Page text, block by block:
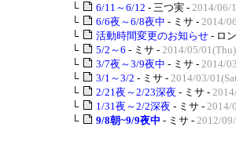
└
6/11～6/12 - 三つ実 - 2014/06/
└
6/6夜～6/8夜中 - ミサ - 2014/
└
活動時間変更のお知らせ - ロ
└
5/2～6 - ミサ - 2014/05/
└
3/7夜～3/9夜中 - ミサ - 2014/
└
3/1～3/2 - ミサ - 2014/03/
└
2/21夜～2/23深夜 - ミサ -
└
1/31夜～2/2深夜 - ミサ - 2014/
└
9/8朝~9/9夜中 - ミサ - 2012/